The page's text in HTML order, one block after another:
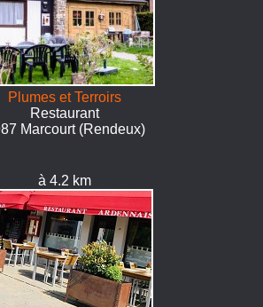
Plumes et Terroirs
Restaurant
Marcourt (Rendeux)
à 4.2 km